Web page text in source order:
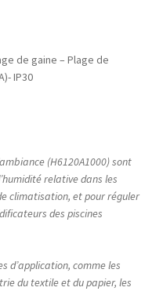
minérale
de gaine – Plage de
IP30
(H6120A1000) sont
relative dans les
climatisation, et pour réguler
des piscines
d’application, comme les
du textile et du papier, les